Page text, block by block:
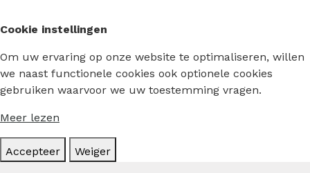
Cookie instellingen
Om uw ervaring op onze website te optimaliseren, willen
we naast functionele cookies ook optionele cookies
gebruiken waarvoor we uw toestemming vragen.
Meer lezen
Accepteer Weiger